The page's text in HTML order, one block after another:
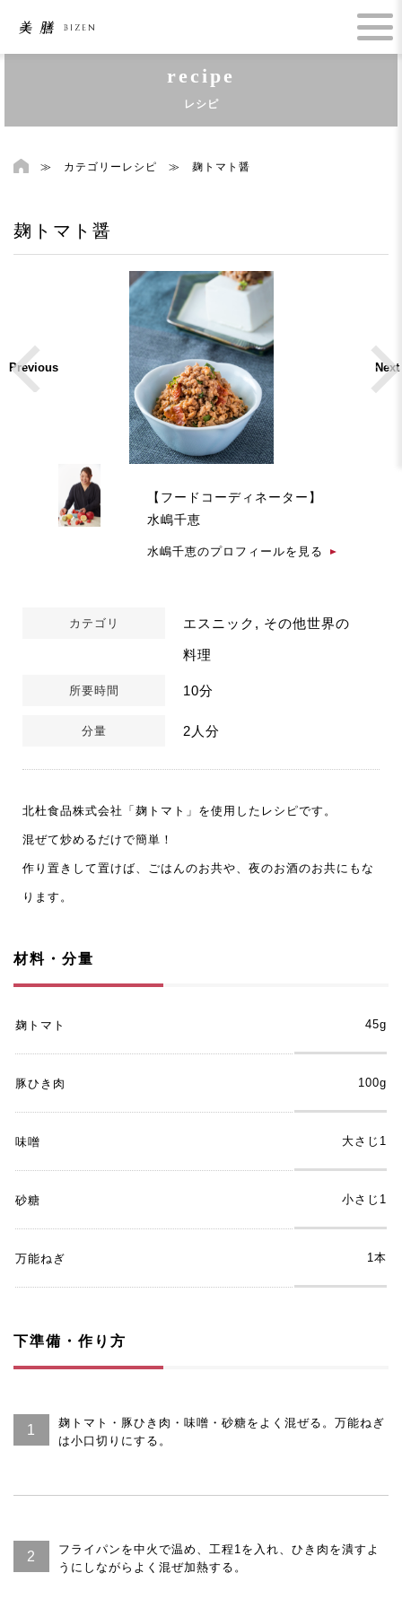
recipe
レシピ
≫ カテゴリーレシピ ≫ 麹トマト醤
麹トマト醤
Previous Next
【フードコーディネーター】
水嶋千恵
水嶋千恵のプロフィールを見る
カテゴリ エスニック, その他世界の
料理
所要時間 10分
分量 2人分
北杜食品株式会社「麹トマト」を使用したレシピです。
混ぜて炒めるだけで簡単！
作り置きして置けば、ごはんのお共や、夜のお酒のお共にもな
ります。
材料・分量
麹トマト 45g
豚ひき肉 100g
味噌 大さじ1
砂糖 小さじ1
万能ねぎ 1本
下準備・作り方
麹トマト・豚ひき肉・味噌・砂糖をよく混ぜる。万能ねぎ
は小口切りにする。
フライパンを中火で温め、工程1を入れ、ひき肉を潰すよ
うにしながらよく混ぜ加熱する。